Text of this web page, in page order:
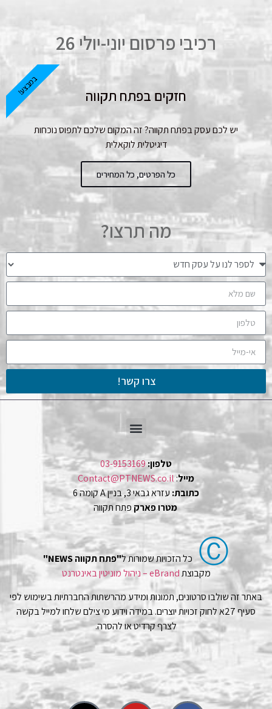
רכיבי פרסום יוני-יולי 26
חזקים בפתח תקווה
יש לכם עסק בפתח תקווה? זה המקום שלכם לתפוס נוכחות
דיגיטלית לוקאלית
כל הפרטים, כל המחירים
במבצע!
מה תרצו?
צרו קשר!
טלפון:03-9153169
מייל:
Contact@PTNEWS.co.il
כתובת: עזרא גבאי 3, בניין A קומה 6
מטרו פארק פתח תקווה
Ⓒ כל הזכויות שמורות ל"פתח תקווה NEWS"
מקבוצתeBrand – ניהול מוניטין באינטרנט
באתר זה שולבו סרטונים, תמונות ומידע מהרשתות החברתיות בשימוש לפי
סעיף 27א לחוק זכויות יוצרים. במידה וידוע מי צילם שלחו למייל בקשה
לצרף קרדיט או להסרה.